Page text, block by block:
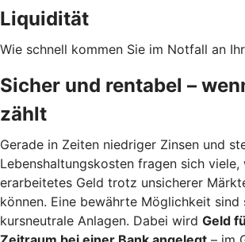
Liquidität
Wie schnell kommen Sie im Notfall an
Sicher und rentabel –
zählt
Gerade in Zeiten niedriger Zinsen und
Lebenshaltungskosten fragen sich
erarbeitetes Geld trotz unsicherer
können. Eine bewährte Möglichkeit sind
kursneutrale Anlagen. Dabei wird Geld